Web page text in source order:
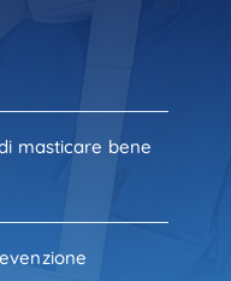
masticare bene